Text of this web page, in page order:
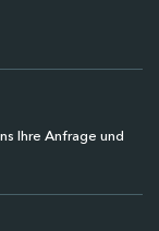
Ihre Anfrage und